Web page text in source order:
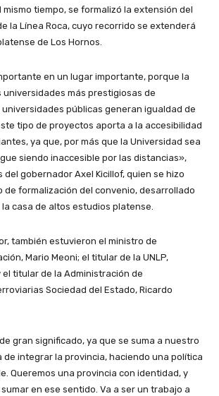
mismo tiempo, se formalizó la extensión del
la Línea Roca, cuyo recorrido se extenderá
de Los Hornos.
en un lugar importante, porque la
universidades más prestigiosas de
públicas generan igualdad de
tipo de proyectos aporta a la accesibilidad
ya que, por más que la Universidad sea
siendo inaccesible por las distancias»,
gobernador Axel Kicillof, quien se hizo
de formalización del convenio, desarrollado
casa de altos estudios platense.
también estuvieron el ministro de
Mario Meoni; el titular de la UNLP,
el titular de la Administración de
Sociedad del Estado, Ricardo
gran significado, ya que se suma a nuestro
de integrar la provincia, haciendo una política
Queremos una provincia con identidad, y
en ese sentido. Va a ser un trabajo a